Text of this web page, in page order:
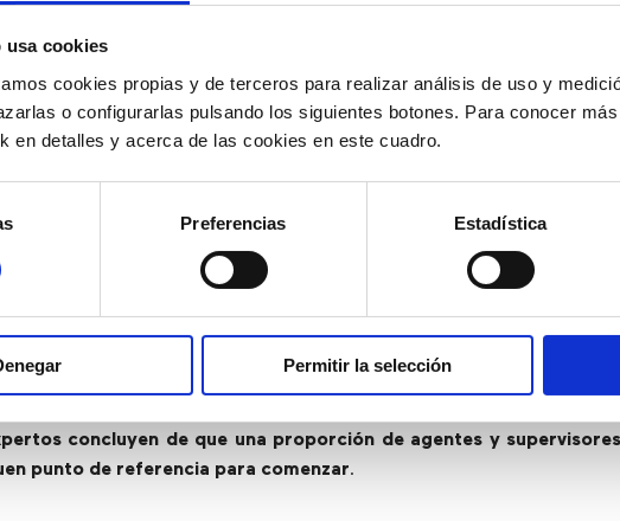
usa cookies
cookies propias y de terceros para realizar análisis de uso y
o configurarlas pulsando los siguientes botones. Para conocer
en detalles y acerca de las cookies en este cuadro.
Preferencias Estadística
Permitir la selección
un chat entre agentes, éstos pueden utilizar la pericia de otros
más experimentados mientras brindan soporte a los
pueden aumentar su eficacia haciendo preguntas en tiempo
sin que el cliente se dé cuenta.
Teniendo una proporción favorable
supervisores
de agentes y supervisores. La proporción exacta dependerá
concluyen de que una proporción de agentes y
punto de referencia para comenzar.